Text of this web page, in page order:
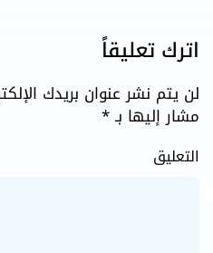
اترك تعليقاً
لن يتم نشر عنوان بريدك
مشار إليها بـ*
التعليق